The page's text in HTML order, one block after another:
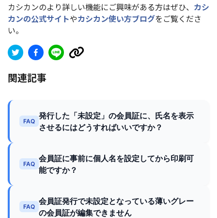
カシカンのより詳しい機能にご興味がある方はぜひ、 カシ
カンの公式サイトやカシカン使い方ブログをご覧くださ
い。
関連記事
FAQ
発行した「未設定」の会員証に、氏名を表示
させるにはどうすればいいですか？
FAQ
会員証に事前に個人名を設定してから印刷可
能ですか？
FAQ
会員証発行で未設定となっている薄いグレー
の会員証が編集できません